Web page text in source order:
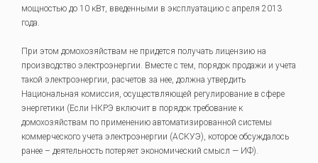
мощностью до 10 кВт, введенными в эксплуатацию с апреля 2013
года.
При этом домохозяйствам не придется получать лицензию на
производство электроэнергии. Вместе с тем, порядок продажи и учета
такой электроэнергии, расчетов за нее, должна утвердить
Национальная комиссия, осуществляющей регулирование в сфере
энергетики (Если НКРЭ включит в порядок требование к
домохозяйствам по применению автоматизированной системы
коммерческого учета электроэнергии (АСКУЭ), которое обсуждалось
ранее – деятельность потеряет экономический смысл — ИФ).